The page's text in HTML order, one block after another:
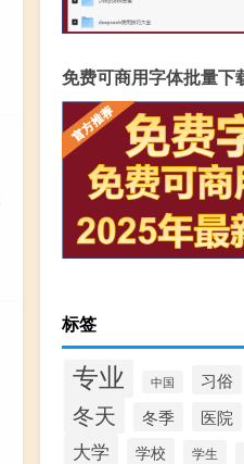
免费可商用字体批量下
标签
专业 中国 习俗
冬天 冬季 医院
大学 学校 学生